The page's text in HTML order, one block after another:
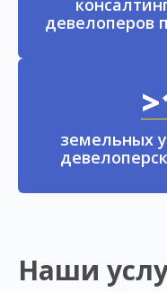
девелоперов
земельных
Наши